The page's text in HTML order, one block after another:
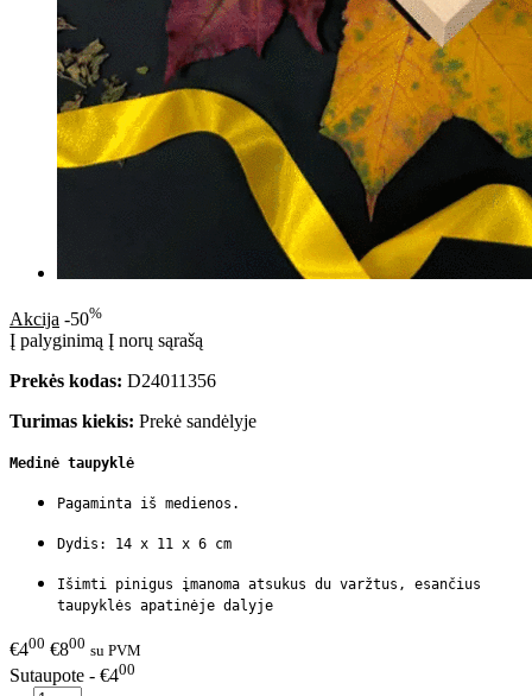
Akcija -50%
Į palyginimą Į norų sąrašą
Prekės kodas: D24011356
Turimas kiekis: Prekė sandėlyje
Medinė taupyklė
Pagaminta iš medienos.
Dydis: 14 x 11 x 6 cm
Išimti pinigus įmanoma atsukus du varžtus, esančius
taupyklės apatinėje dalyje
€400 €800 su PVM
Sutaupote - €400